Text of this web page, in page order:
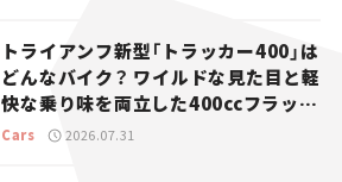
トライアンフ新型「トラッカー400」は
どんなバイク？ ワイルドな見た目と軽
快な乗り味を両立した400ccフラット
トラッカー【試乗レビュー】
Cars 2026.07.31